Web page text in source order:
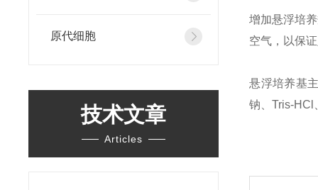
原代细胞
技术文章
Articles
增加悬浮培
空气，以保
悬浮培养基
钠、Tris-HCl